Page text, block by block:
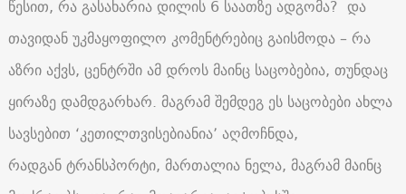
წესით, რა გასახარია დილის 6 საათზე ადგომა? და
თავიდან უკმაყოფილო კომენტრებიც გაისმოდა – რა
აზრი აქვს, ცენტრში ამ დროს მაინც საცობებია, თუნდაც
ყირაზე დამდგარხარ. მაგრამ შემდეგ ეს საცობები ახლა
სავსებით ‘კეთილთვისებიანია’ აღმოჩნდა,
რადგან ტრანსპორტი, მართალია ნელა, მაგრამ მაინც